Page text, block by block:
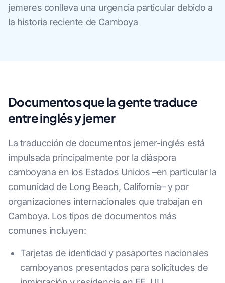
jemeres conlleva una urgencia particular debido a
la historia reciente de Camboya
Documentos que la gente traduce
entre inglés y jemer
La traducción de documentos jemer-inglés está
impulsada principalmente por la diáspora
camboyana en los Estados Unidos –en particular la
comunidad de Long Beach, California– y por
organizaciones internacionales que trabajan en
Camboya. Los tipos de documentos más
comunes incluyen:
Tarjetas de identidad y pasaportes nacionales
camboyanos presentados para solicitudes de